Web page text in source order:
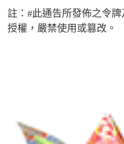
註：#此通告所發佈之令
授權，嚴禁使用或篡改。